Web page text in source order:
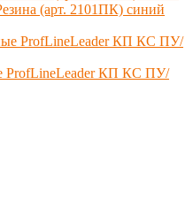
(арт. 2101ПК) синий
ProfLineLeader КП КС ПУ/